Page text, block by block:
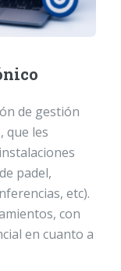
de gestión
que les
padel,
etc).
con
en cuanto a